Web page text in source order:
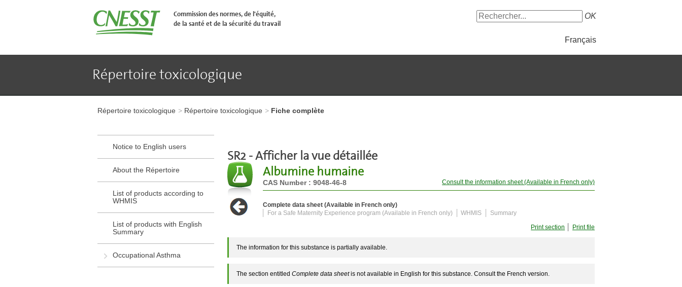
au
Commission des normes, de l'équité,
de la santé et de la sécurité du travail
OK
Français
Répertoire toxicologique
à
l'en-
Aller
au
contenu
pied
de
Répertoire toxicologique Répertoire toxicologique Fiche complète
Notice to English users
About the Répertoire
List of products according to
WHMIS
List of products with English
Summary
Occupational Asthma
SR2 - Afficher la vue détaillée
Albumine humaine
CAS Number : 9048-46-8 Consult the information sheet (Available in French only)
Complete data sheet (Available in French only)
For a Safe Maternity Experience program (Available in French only)
WHMIS
Summary
Print section
Print file
The information for this substance is partially available.
The section entitled Complete data sheetis not available in English for this substance. Consult the French version.